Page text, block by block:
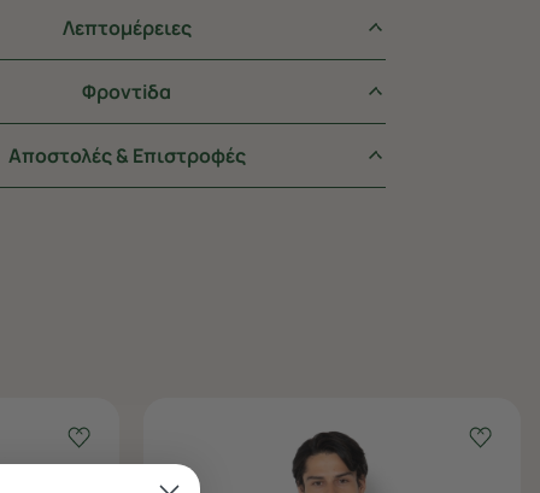
Λεπτομέρειες
Φροντiδα
Αποστολές & Επιστροφές